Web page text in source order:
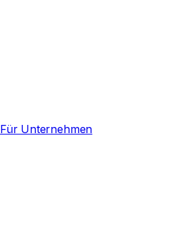
Für Unternehmen